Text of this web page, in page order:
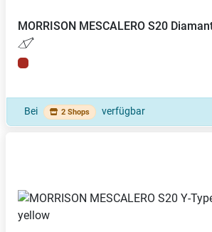
MORRISON MESCALERO S20
Bei 2 Shops verfügbar